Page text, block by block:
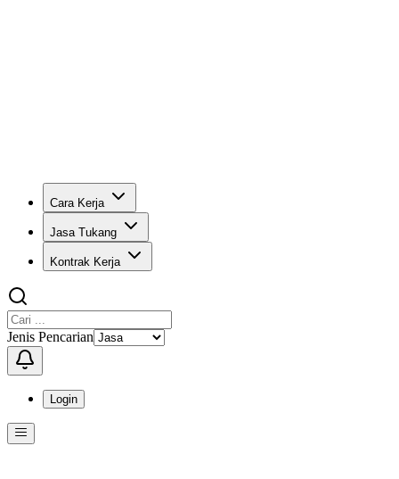
Cara Kerja
Jasa Tukang
Kontrak Kerja
Jenis Pencarian
Login